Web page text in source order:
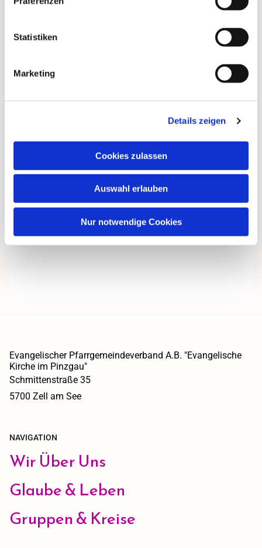
Statistiken
Marketing
Details zeigen
Cookies zulassen
Auswahl erlauben
Nur notwendige Cookies
Evangelischer Pfarrgemeindeverband A.B. "Evangelische
Kirche im Pinzgau"
Schmittenstraße 35
5700 Zell am See
NAVIGATION
Wir Über Uns
Glaube & Leben
Gruppen & Kreise